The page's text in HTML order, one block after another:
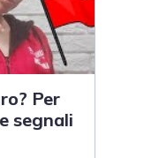
Per
segnali